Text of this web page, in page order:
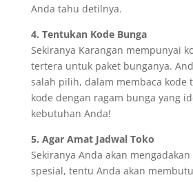
Anda tahu detilnya.
4. Tentukan Kode Bunga
Sekiranya Karangan mempunyai
tertera untuk paket bunganya.
salah pilih, dalam membaca kode
kode dengan ragam bunga yang
kebutuhan Anda!
5. Agar Amat Jadwal Toko
Sekiranya Anda akan
spesial, tentu Anda akan